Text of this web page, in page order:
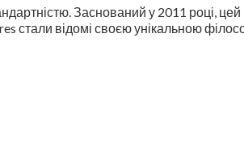
Заснований у 2011 році,
стали відомі своєю унікальною